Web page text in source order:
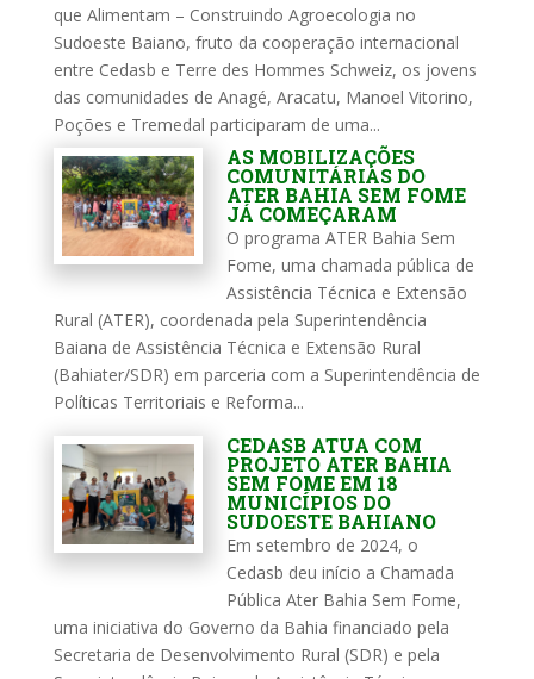
que Alimentam – Construindo Agroecologia no
Sudoeste Baiano, fruto da cooperação internacional
entre Cedasb e Terre des Hommes Schweiz, os jovens
das comunidades de Anagé, Aracatu, Manoel Vitorino,
Poções e Tremedal participaram de uma...
AS MOBILIZAÇÕES
COMUNITÁRIAS DO
ATER BAHIA SEM FOME
JÁ COMEÇARAM
O programa ATER Bahia Sem
Fome, uma chamada pública de
Assistência Técnica e Extensão
Rural (ATER), coordenada pela Superintendência
Baiana de Assistência Técnica e Extensão Rural
(Bahiater/SDR) em parceria com a Superintendência de
Políticas Territoriais e Reforma...
CEDASB ATUA COM
PROJETO ATER BAHIA
SEM FOME EM 18
MUNICÍPIOS DO
SUDOESTE BAHIANO
Em setembro de 2024, o
Cedasb deu início a Chamada
Pública Ater Bahia Sem Fome,
uma iniciativa do Governo da Bahia financiado pela
Secretaria de Desenvolvimento Rural (SDR) e pela